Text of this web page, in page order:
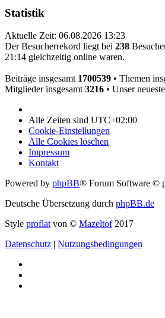
Statistik
Aktuelle Zeit: 06.08.2026 13:23
Der Besucherrekord liegt bei 238
21:14 gleichzeitig online waren.
Beiträge insgesamt 1700539 • Themen
Mitglieder insgesamt 3216 • Unser
Alle Zeiten sind UTC+02:00
Cookie-Einstellungen
Alle Cookies löschen
Impressum
Kontakt
Powered by phpBB® Forum Software ©
Deutsche Übersetzung durch phpBB.de
Style proflat von © Mazeltof2017
Datenschutz | Nutzungsbedingungen